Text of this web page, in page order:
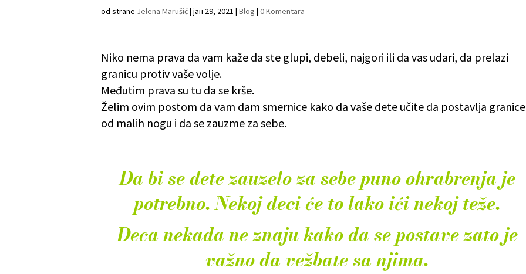
od strane Jelena Marušić| јан 29, 2021 | Blog | 0 Komentara
Niko nema prava da vam kaže da ste glupi, debeli, najgori ili da vas udari, da prelazi
granicu protiv vaše volje.
Međutim prava su tu da se krše.
Želim ovim postom da vam dam smernice kako da vaše dete učite da postavlja granice
od malih nogu i da se zauzme za sebe.
Da bi se dete zauzelo za sebe puno ohrabrenja je
potrebno. Nekoj deci će to lako ići nekoj teže.
Deca nekada ne znaju kako da se postave zato je
važno da vežbate sa njima.